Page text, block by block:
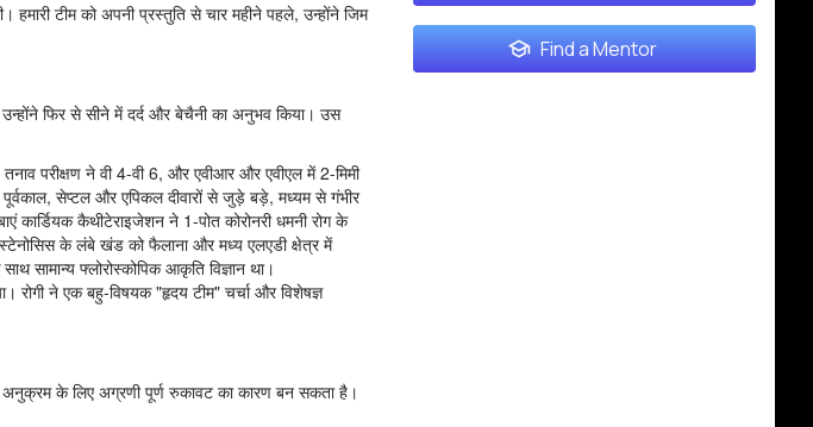
टीम को अपनी प्रस्तुति से चार महीने पहले, उन्होंने जिम
उन्होंने फिर से सीने में दर्द और बेचैनी का अनुभव किया। उस
परीक्षण ने वी 4-वी 6, और एवीआर और एवीएल में 2-मिमी
सेप्टल और एपिकल दीवारों से जुड़े बड़े, मध्यम से गंभीर
कार्डियक कैथीटेराइजेशन ने 1-पोत कोरोनरी धमनी रोग के
स्टेनोसिस के लंबे खंड को फैलाना और मध्य एलएडी क्षेत्र में
सामान्य फ्लोरोस्कोपिक आकृति विज्ञान था।
रोगी ने एक बहु-विषयक "हृदय टीम" चर्चा और विशेषज्ञ
अनुक्रम के लिए अग्रणी पूर्ण रुकावट का कारण बन सकता है।
Find a Mentor